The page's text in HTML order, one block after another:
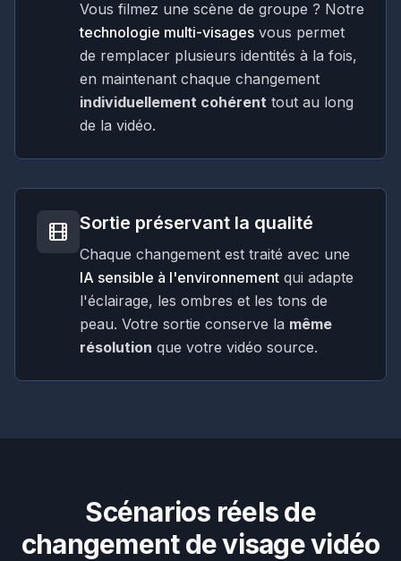
Vous filmez une scène de groupe ? Notre
technologie multi-visages vous permet
de remplacer plusieurs identités à la fois,
en maintenant chaque changement
individuellement cohérent tout au long
de la vidéo.
Sortie préservant la qualité
Chaque changement est traité avec une
IA sensible à l'environnement qui adapte
l'éclairage, les ombres et les tons de
peau. Votre sortie conserve la même
résolution que votre vidéo source.
Scénarios réels de
changement de visage vidéo